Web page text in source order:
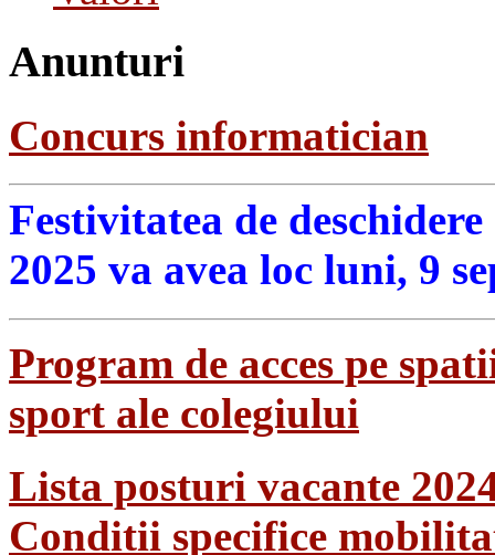
Anunturi
Concurs informatician
Festivitatea de
2025 va avea loc luni, 9
Program de acces pe
sport ale colegiului
Lista posturi vacante
Conditii specifice